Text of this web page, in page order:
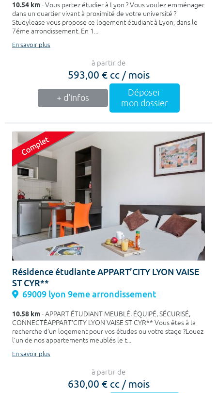
10.54 km- Vous partez étudier à Lyon ? Vous voulez emménager
dans un quartier vivant à proximité de votre université ?
Studylease vous propose ce logement étudiant à Lyon, dans le
7éme arrondissement. En 1...
En savoir plus
à partir de
593,00 € cc / mois
+ d'infos
Déposer
mon dossier
Résidence étudiante APPART’CITY LYON VAISE
ST CYR**
69009 lyon 9eme arrondissement
10.58 km- APPART ÉTUDIANT MEUBLÉ, ÉQUIPÉ, SÉCURISÉ,
CONNECTÉAPPART’CITY LYON VAISE ST CYR** Vous êtes à la
recherche d’un logement pour vos études ou votre stage ?Louez
l’un de nos appartements meublés le t...
En savoir plus
à partir de
630,00 € cc / mois